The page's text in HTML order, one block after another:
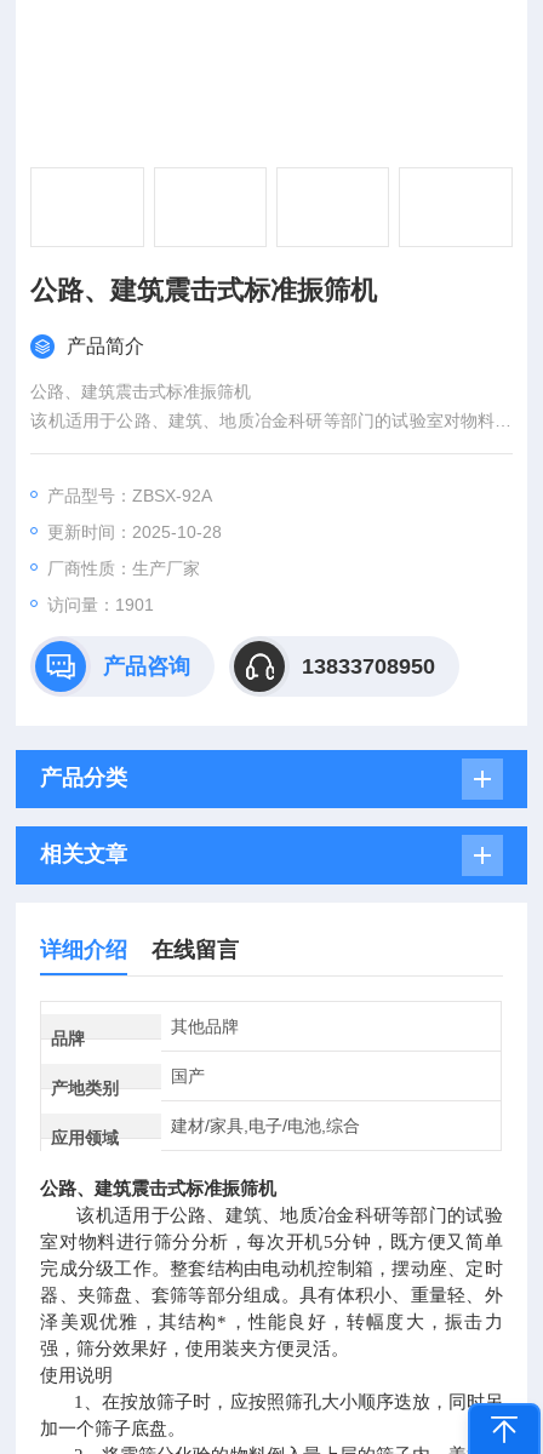
公路、建筑震击式标准振筛机
产品简介
公路、建筑震击式标准振筛机
该机适用于公路、建筑、地质冶金科研等部门的试验室对物料进
行筛分分析，每次开机5分钟，既方便又简单完成分级工作。整
组成。具有体积小、重量轻、外泽美观优雅，其结构*，性能良
好，转幅度大，振击力强，筛分效果好，使用装夹方便灵活。
使用说明
1、在按放筛子时，应按照筛孔大小顺序迭放，同时另加一个筛
2、将需
产品型号：ZBSX-92A
更新时间：2025-10-28
厂商性质：生产厂家
访问量：1901
产品咨询 13833708950
产品分类
相关文章
详细介绍 在线留言
品牌
其他品牌
产地类别
国产
应用领域
建材/家具,电子/电池,综合
公路、建筑震击式标准振筛机
该机适用于公路、建筑、地质冶金科研等部门的试验
室对物料进行筛分分析，每次开机5分钟，既方便又简单
完成分级工作。整套结构由电动机控制箱，摆动座、定时
器、夹筛盘、套筛等部分组成。具有体积小、重量轻、外
泽美观优雅，其结构*，性能良好，转幅度大，振击力
强，筛分效果好，使用装夹方便灵活。
使用说明
1
、在按放筛子时，应按照筛孔大小顺序迭放，同时另
加一个筛子底盘。